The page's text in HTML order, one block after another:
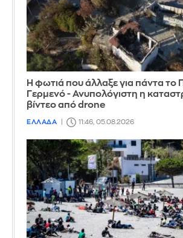
Η φωτιά που άλλαξε για πάντα το
Γερμενό - Ανυπολόγιστη η
βίντεο από drone
ΕΛΛΑΔΑ 11:46, 05.08.2026